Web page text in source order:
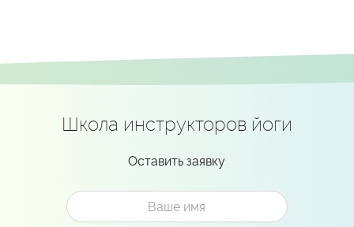
Школа инструкторов йоги
Оставить заявку